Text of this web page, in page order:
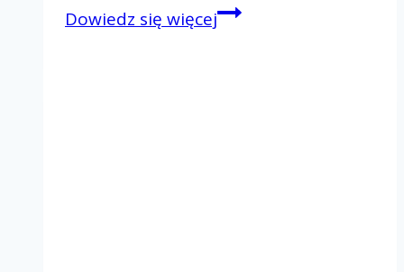
Dowiedz się więcejSpotkanie